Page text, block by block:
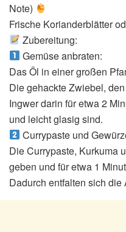
Note)
Frische Korianderblätter
Zubereitung:
Gemüse anbraten:
Das Öl in einer großen
Die gehackte Zwiebel,
Ingwer darin für etwa 2
und leicht glasig sind.
Currypaste und
Die Currypaste, Kurkuma
geben und für etwa 1
Dadurch entfalten sich die